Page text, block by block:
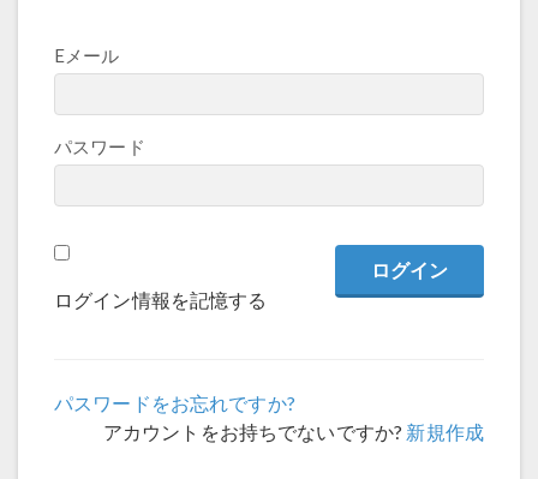
Eメール
パスワード
ログイン情報を記憶する
パスワードをお忘れですか?
アカウントをお持ちでないですか? 新規作成